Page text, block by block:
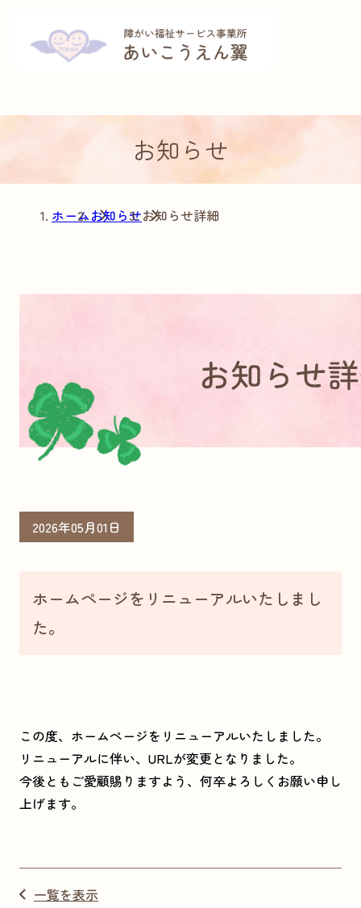
お知らせ
ホームお知らせお知らせ詳細
2026年05月01日
ホームページをリニューアルいたしまし
た。
この度、ホームページをリニューアルいたしました。
リニューアルに伴い、URLが変更となりました。
今後ともご愛顧賜りますよう、何卒よろしくお願い申し
上げます。
一覧を表示